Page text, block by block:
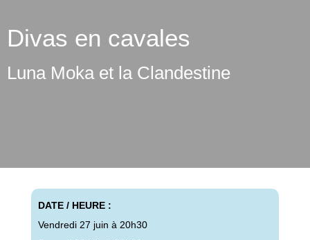
Divas en cavales
Luna Moka et la Clandestine
DATE / HEURE :
Vendredi 27 juin à 20h30